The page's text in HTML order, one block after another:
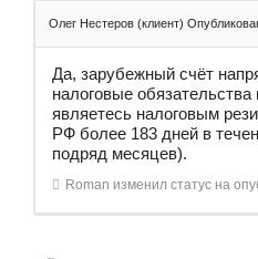
Олег Нестеров (клиент)
Да, зарубежный счёт
налоговые
являетесь налоговым
РФ более 183 дней в
подряд месяцев).
Roman изменил статус на